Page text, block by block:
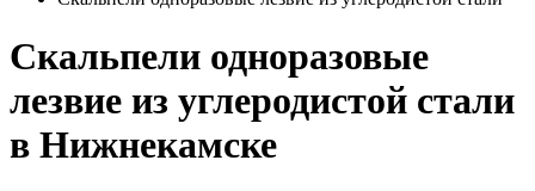
Скальпели одноразовые
лезвие из углеродистой стали
в Нижнекамске